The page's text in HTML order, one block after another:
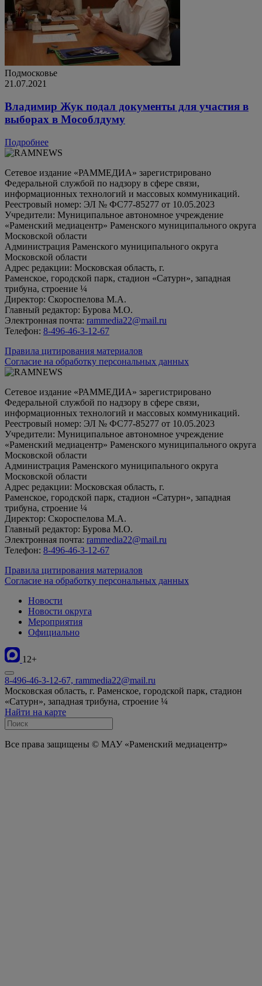
Подмосковье
21.07.2021
Владимир Жук подал документы для участия в
выборах в Мособлдуму
Подробнее
Сетевое издание «РАММЕДИА» зарегистрировано
Федеральной службой по надзору в сфере связи,
информационных технологий и массовых коммуникаций.
Реестровый номер: ЭЛ № ФС77-85277 от 10.05.2023
Учредители: Муниципальное автономное учреждение
«Раменский медиацентр» Раменского муниципального округа
Московской области
Администрация Раменского муниципального округа
Московской области
Адрес редакции: Московская область, г.
Раменское, городской парк, стадион «Сатурн», западная
трибуна, строение ¼
Директор: Скороспелова М.А.
Главный редактор: Бурова М.О.
Электронная почта: rammedia22@mail.ru
Телефон: 8-496-46-3-12-67
Правила цитирования материалов
Согласие на обработку персональных данных
Сетевое издание «РАММЕДИА» зарегистрировано
Федеральной службой по надзору в сфере связи,
информационных технологий и массовых коммуникаций.
Реестровый номер: ЭЛ № ФС77-85277 от 10.05.2023
Учредители: Муниципальное автономное учреждение
«Раменский медиацентр» Раменского муниципального округа
Московской области
Администрация Раменского муниципального округа
Московской области
Адрес редакции: Московская область, г.
Раменское, городской парк, стадион «Сатурн», западная
трибуна, строение ¼
Директор: Скороспелова М.А.
Главный редактор: Бурова М.О.
Электронная почта: rammedia22@mail.ru
Телефон: 8-496-46-3-12-67
Правила цитирования материалов
Согласие на обработку персональных данных
Новости
Новости округа
Мероприятия
Официально
12+
8-496-46-3-12-67, rammedia22@mail.ru
Московская область, г. Раменское, городской парк, стадион
«Сатурн», западная трибуна, строение ¼
Найти на карте
Все права защищены © МАУ «Раменский медиацентр»